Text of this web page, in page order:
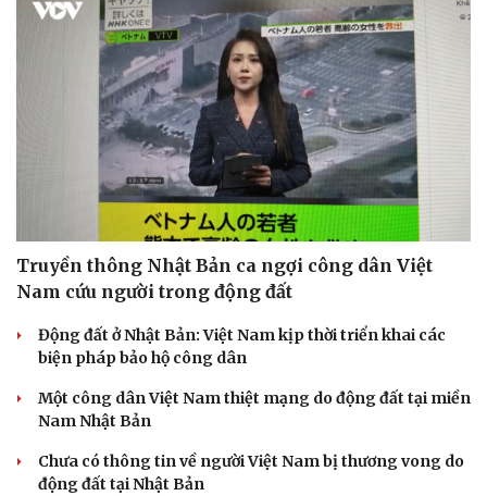
Truyền thông Nhật Bản ca ngợi công dân Việt
Nam cứu người trong động đất
Động đất ở Nhật Bản: Việt Nam kịp thời triển khai các
biện pháp bảo hộ công dân
Một công dân Việt Nam thiệt mạng do động đất tại miền
Nam Nhật Bản
Chưa có thông tin về người Việt Nam bị thương vong do
động đất tại Nhật Bản